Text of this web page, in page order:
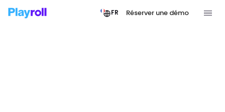
FR Réserver une démo